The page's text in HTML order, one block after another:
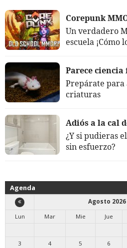
Corepunk
Un verdadero
escuela ¡Cómo
Parece
Prepárate para
criaturas
Adiós a la cal
¿Y si pudieras
sin esfuerzo?
Agenda
Agosto 2026
Lun
Mar Mie Jue
3
4 5 6